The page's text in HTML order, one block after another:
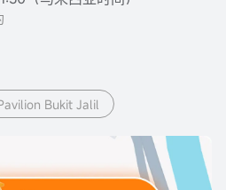
Bukit Jalil